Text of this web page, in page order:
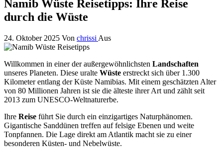
Namib Wüste Reisetipps: Ihre Reise
durch die Wüste
24. Oktober 2025 Von chrissi Aus
Willkommen in einer der außergewöhnlichsten Landschaften
unseres Planeten. Diese uralte Wüste erstreckt sich über 1.300
Kilometer entlang der Küste Namibias. Mit einem geschätzten Alter
von 80 Millionen Jahren ist sie die älteste ihrer Art und zählt seit
2013 zum UNESCO-Weltnaturerbe.
Ihre Reise führt Sie durch ein einzigartiges Naturphänomen.
Gigantische Sanddünen treffen auf felsige Ebenen und weite
Tonpfannen. Die Lage direkt am Atlantik macht sie zu einer
besonderen Küsten- und Nebelwüste.